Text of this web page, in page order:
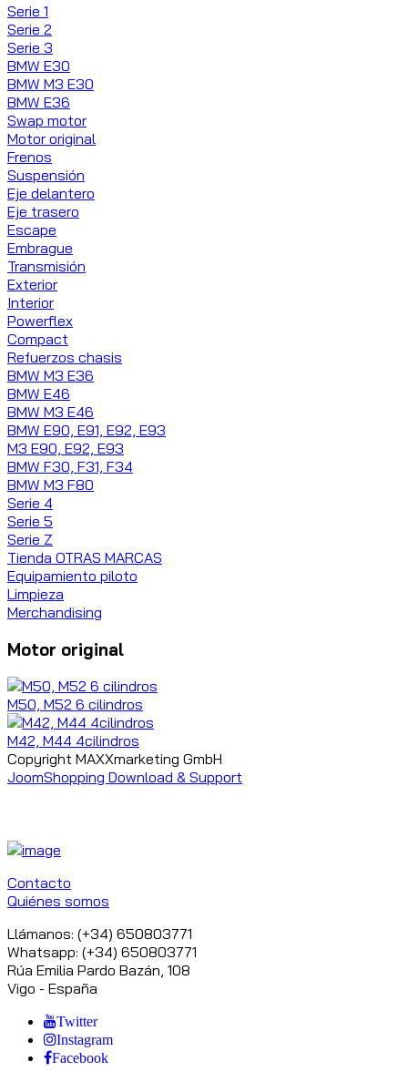
Serie 1
Serie 2
Serie 3
BMW E30
BMW M3 E30
BMW E36
Swap motor
Motor original
Frenos
Suspensión
Eje delantero
Eje trasero
Escape
Embrague
Transmisión
Exterior
Interior
Powerflex
Compact
Refuerzos chasis
BMW M3 E36
BMW E46
BMW M3 E46
BMW E90, E91, E92, E93
M3 E90, E92, E93
BMW F30, F31, F34
BMW M3 F80
Serie 4
Serie 5
Serie Z
Tienda OTRAS MARCAS
Equipamiento piloto
Limpieza
Merchandising
Motor original
M50, M52 6 cilindros
M42, M44 4cilindros
Copyright MAXXmarketing GmbH
JoomShopping Download & Support
Contacto
Quiénes somos
Llámanos: (+34) 650803771
Whatsapp: (+34) 650803771
Rúa Emilia Pardo Bazán, 108
Vigo - España
Twitter
Instagram
Facebook